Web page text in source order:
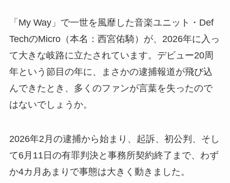
「My Way」で一世を風靡した音楽ユニット・Def
TechのMicro（本名：西宮佑騎）が、2026年に入っ
て大きな岐路に立たされています。デビュー20周
年という節目の年に、まさかの逮捕報道が飛び込
んできたとき、多くのファンが言葉を失ったので
はないでしょうか。
2026年2月の逮捕から始まり、起訴、初公判、そし
て6月11日の有罪判決と事務所契約終了まで、わず
か4カ月あまりで事態は大きく動きました。